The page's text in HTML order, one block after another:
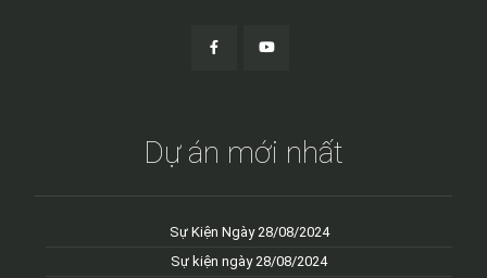
Dự án mới nhất
Sự Kiện Ngày 28/08/2024
Sự kiện ngày 28/08/2024